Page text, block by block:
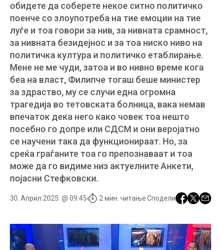
обидете да соберете некое ситно политичко
поенче со злоупотреба на тие емоции на тие
луѓе и тоа говори за нив, за нивната срамност,
за нивната безидејнос и за тоа ниско ниво на
политичка култура и политичко етаблирање.
Мене не ме чуди, затоа и во нивно време кога
беа на власт, Филипче тогаш беше министер
за здраство, му се случи една огромна
трагедија во тетовската болница, вака немав
впечаток дека него како човек тоа нешто
посебно го допре или СДСМ и они веројатно
се научени така да функционираат. Но, за
среќа граѓаните тоа го препознаваат и тоа
може да го видиме низ актуелните Анкети,
појасни Стефковски.
30. Април 2025. @ 09:45 2 мин. читањеСподели